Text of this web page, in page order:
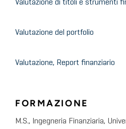
Valutazione di titoli e strumenti
Valutazione del portfolio
Valutazione, Report finanziario
FORMAZIONE
M.S., Ingegneria Finanziaria,